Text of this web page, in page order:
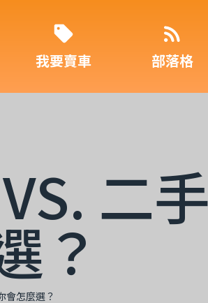
我要賣車 部落格
二
？
會怎麼選？